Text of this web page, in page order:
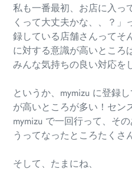
私も一番最初、お店に入っ
くって大丈夫かな、、？」
録している店舗さんってそ
に対する意識が高いところ
みんな気持ちの良い対応を
というか、mymizu に登録
が高いところが多い！セン
mymizu で一回行って、そ
うってなったところたくさ
そして、たまにね、